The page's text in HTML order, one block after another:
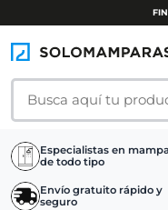
Especialistas en
de todo tipo
Envío gratuito rápido y
seguro